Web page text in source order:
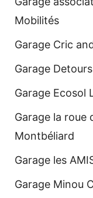
Mobilités
Garage Cric
Garage
Garage Ecosol
Garage la roue
Montbéliard
Garage les
Garage Minou